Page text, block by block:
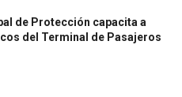
de Protección capacita a
del Terminal de Pasajeros